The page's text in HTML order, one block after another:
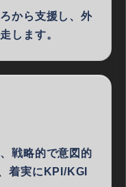
から支援し、外
します。
戦略的で意図的
着実にKPI/KGI